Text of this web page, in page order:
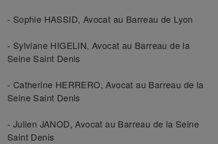
- Sophie HASSID, Avocat au Barreau de Lyon
- Sylviane HIGELIN, Avocat au Barreau de la
Seine Saint Denis
- Catherine HERRERO, Avocat au Barreau de la
Seine Saint Denis
- Julien JANOD, Avocat au Barreau de la Seine
Saint Denis